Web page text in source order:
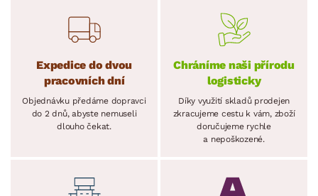
Expedice do dvou
pracovních dní
Objednávku předáme dopravci
do 2 dnů, abyste nemuseli
dlouho čekat.
Chráníme naši přírodu
logisticky
Díky využití skladů prodejen
zkracujeme cestu k vám, zboží
doručujeme rychle
a nepoškozené.